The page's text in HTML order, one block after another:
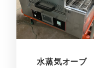
水蒸気オーブ